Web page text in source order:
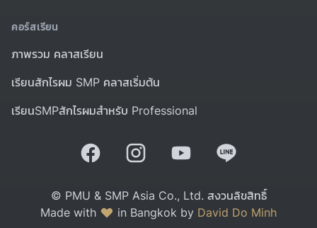
คอร์สเรียน
ภาพรวม คลาสเรียน
เรียนสักไรผม SMP คลาสเริ่มต้น
เรียนSMPสักไรผมสำหรับ Professional
© PMU & SMP Asia Co., Ltd. สงวนลิขสิทธิ์
Made with
in Bangkok by David Do Minh